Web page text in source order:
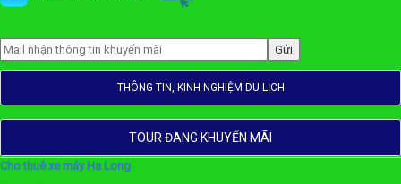
THÔNG TIN, KINH NGHIỆM DU LỊCH
TOUR ĐANG KHUYẾN MÃI
Cho thuê xe máy Hạ Long